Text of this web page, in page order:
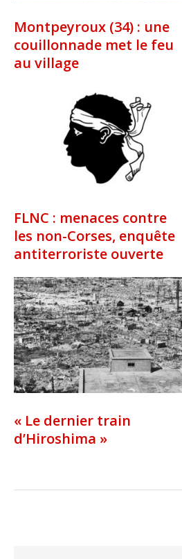
Montpeyroux (34) : une
couillonnade met le feu
au village
FLNC : menaces contre
les non-Corses, enquête
antiterroriste ouverte
« Le dernier train
d’Hiroshima »